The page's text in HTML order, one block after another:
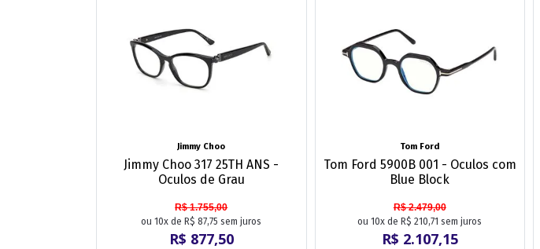
Jimmy Choo
Jimmy Choo 317 25TH ANS -
Oculos de Grau
R$ 1.755,00
ou 10x de R$ 87,75 sem juros
R$ 877,50
Tom Ford
Tom Ford 5900B 001 - Oculos com
Blue Block
R$ 2.479,00
ou 10x de R$ 210,71 sem juros
R$ 2.107,15